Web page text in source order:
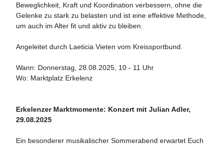
Beweglichkeit, Kraft und Koordination verbessern, ohne die
Gelenke zu stark zu belasten und ist eine effektive Methode,
um auch im Alter fit und aktiv zu bleiben.
Angeleitet durch Laeticia Vieten vom Kreissportbund.
Wann: Donnerstag, 28.08.2025, 10 - 11 Uhr
Wo: Marktplatz Erkelenz
Erkelenzer Marktmomente: Konzert mit Julian Adler,
29.08.2025
Ein besonderer musikalischer Sommerabend erwartet Euch